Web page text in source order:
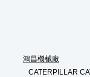
鴻昌機械廠
CATERPILLAR